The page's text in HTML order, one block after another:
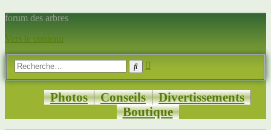
forum des arbres
Vers le contenu
Rechercher
Photos Conseils
Divertissements
Boutique